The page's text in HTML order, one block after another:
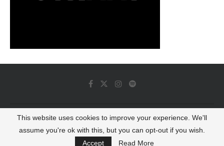
© 2022 - Luminous Dash All Rights Reserved
BACK TO TOP
This website uses cookies to improve your experience. We'll
assume you're ok with this, but you can opt-out if you wish.
Accept
Read More